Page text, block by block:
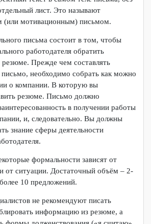
по электронной почте, может
текст в самом теле письма, без
лист. Это называют
(или мотивационным) письмом.
письма состоит в том, чтобы
работодателя обратить
резюме. Прежде чем составлять
письмо, необходимо собрать как можно
о компании. В которую вы
резюме. Письмо должно
и, следовательно. Вы должны
знание сферы деятельности
формальности зависят от
и от ситуации. Достаточный объём – 2-